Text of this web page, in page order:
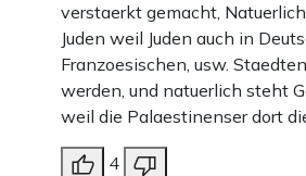
verstaerkt gemacht,
Juden weil Juden auch in
Franzoesischen, usw.
werden, und natuerlich steht
weil die Palaestinenser dort
4